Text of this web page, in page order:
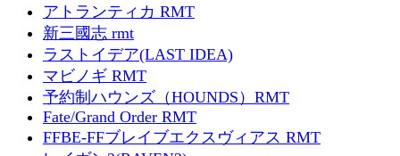
アトランティカ RMT
新三國志 rmt
ラストイデア(LAST IDEA)
マビノギ RMT
予約制ハウンズ（HOUNDS）RMT
Fate/Grand Order RMT
FFBE-FFブレイブエクスヴィアス RMT